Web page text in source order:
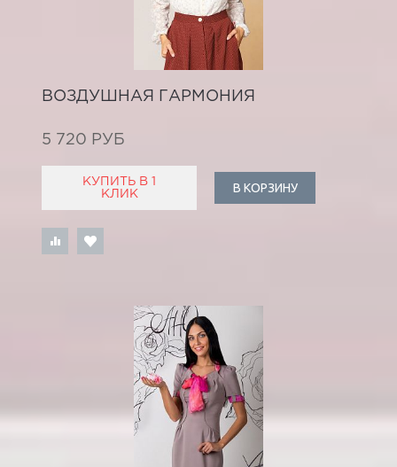
ВОЗДУШНАЯ ГАРМОНИЯ
5 720 РУБ
КУПИТЬ В 1
КЛИК
В КОРЗИНУ